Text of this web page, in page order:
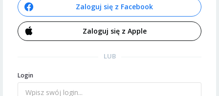
Zaloguj się z Facebook
Zaloguj się z Apple
LUB
Login